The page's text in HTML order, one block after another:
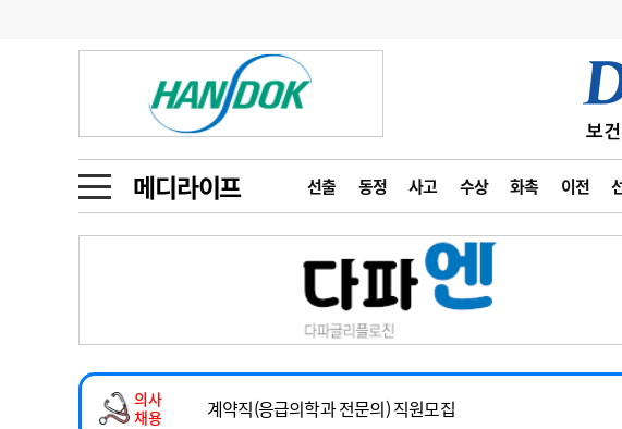
메디라이프 선출 동정 사고 수상 화촉 이전
금주의 검색어
1
의사인력 수급 추계
2
성분명 처방
3
AI의료
4
전공의 모집 결과
인사 사고
오피니언 수첩
인물 피플
동영상뉴스
포토뉴스
메디 Hospital 지역병원 중소병원
인포메이션 행정처분 판례
의사
채용
2026년 하반기 인턴 모집
마취통증의학과 임기제 임상의사 채용
계약직(응급의학과 전문의) 직원모집